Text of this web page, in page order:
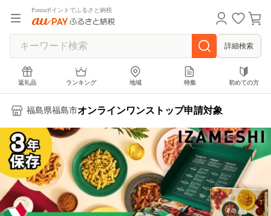
Pontaポイントでふるさと納税
詳細検索
返礼品 ランキング 地域 特集 初めての方
福島県福島市オンラインワンストップ申請対象